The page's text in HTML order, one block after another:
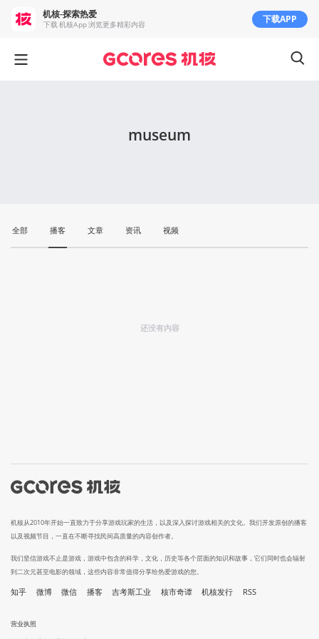
museum
全部 播客 文章 资讯 视频
还没有内容
机核从2010年开始一直致力于分享游戏玩家的生活，以及深入探讨游戏相关的文化。我们开发原创的播客
以及视频节目，一直在不断寻找民间高质量的内容创作者。
我们坚信游戏不止是游戏，游戏中包含的科学，文化，历史等各个层面的知识和故事，它们同时也会辐射
到二次元甚至电影的领域，这些内容非常值得分享给热爱游戏的您。
知乎 微博 微信 播客 吉考斯工业 核市奇谭 机核发行 RSS
营业执照
机核-探索热爱
下载 机核App 浏览更多精彩内容 下载APP